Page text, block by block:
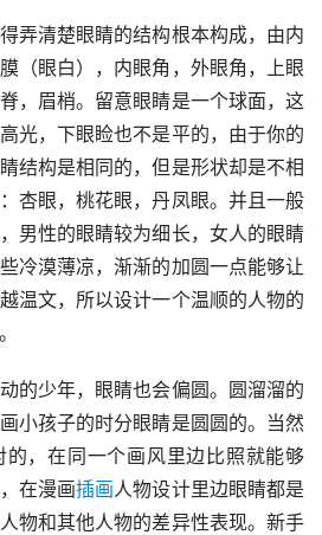
弄清楚眼睛的结构根本构成，由内
（眼白），内眼角，外眼角，上眼
，眉梢。留意眼睛是一个球面，这
光，下眼睑也不是平的，由于你的
结构是相同的，但是形状却是不相
杏眼，桃花眼，丹凤眼。并且一般
男性的眼睛较为细长，女人的眼睛
冷漠薄凉，渐渐的加圆一点能够让
温文，所以设计一个温顺的人物的
的少年，眼睛也会偏圆。圆溜溜的
小孩子的时分眼睛是圆圆的。当然
，在同一个画风里边比照就能够
在漫画插画人物设计里边眼睛都是
物和其他人物的差异性表现。新手